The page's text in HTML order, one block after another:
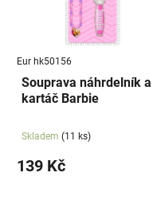
Eur hk50156
Souprava náhrdelník a
kartáč Barbie
Skladem (11 ks)
139 Kč